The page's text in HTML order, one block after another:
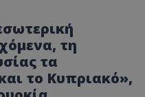
τη
τα
το Κυπριακό»,